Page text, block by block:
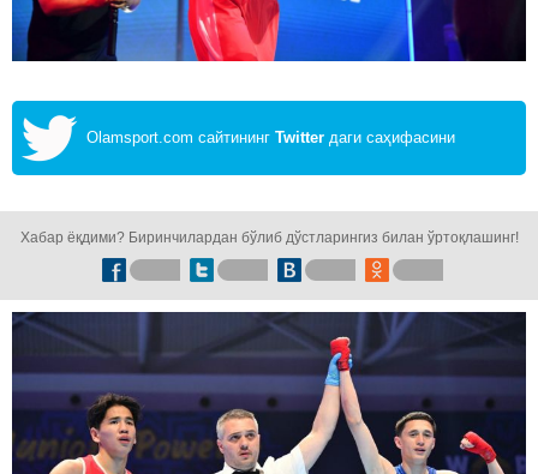
Olamsport.com сайтининг Twitter даги саҳифасини
Хабар ёқдими? Биринчилардан бўлиб дўстларингиз билан ўртоқлашинг!